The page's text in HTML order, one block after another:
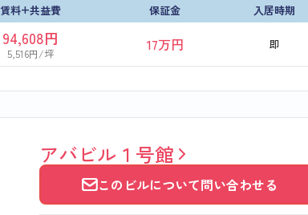
賃料+共益費 保証金 入居時期
94,608円
5,516円/坪
17万円 即
アバビル１号館
このビルについて問い合わせる